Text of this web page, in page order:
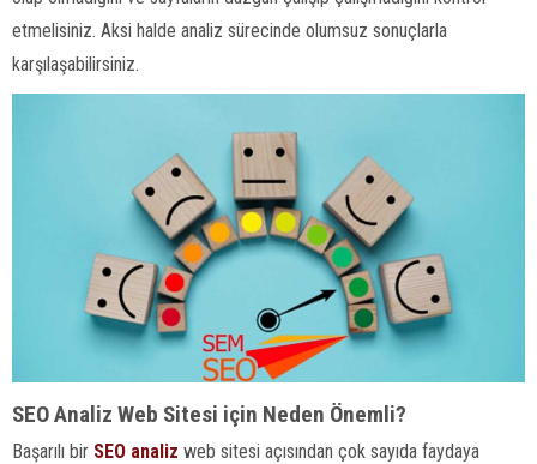
etmelisiniz. Aksi halde analiz sürecinde olumsuz sonuçlarla
karşılaşabilirsiniz.
SEO Analiz Web Sitesi için Neden Önemli?
Başarılı bir SEO analiz web sitesi açısından çok sayıda faydaya